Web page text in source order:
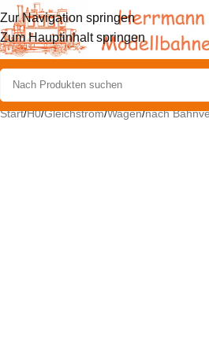
Zur Navigation springen
Zum Hauptinhalt springen
Start/H0/Gleichstrom/Wagen/nach